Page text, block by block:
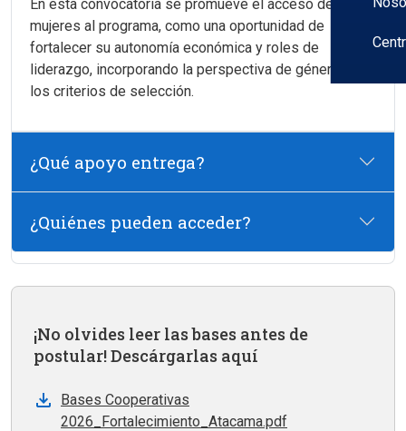
En esta convocatoria se promueve el acceso de las
mujeres al programa, como una oportunidad de
fortalecer su autonomía económica y roles de
liderazgo, incorporando la perspectiva de género en
los criterios de selección.
¿Qué apoyo entrega?
¿Quiénes pueden acceder?
¡No olvides leer las bases antes de
postular! Descárgarlas aquí
Bases Cooperativas
2026_Fortalecimiento_Atacama.pdf